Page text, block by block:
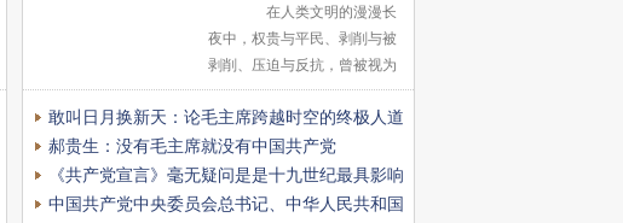
席跨越时空的终极人道主
义
在人类文明的漫漫长
夜中，权贵与平民、剥削与被
剥削、压迫与反抗，曾被视为
不可更改的“天道”。千百年
来，帝王将相的历史堆满了功
名利禄的喧嚣，却罕有为“泥
敢叫日月换新天：论毛主席跨越时空的终极人道
主义
郝贵生：没有毛主席就没有中国共产党
《共产党宣言》毫无疑问是是十九世纪最具影响
力的作品
中国共产党中央委员会总书记、中华人民共和国